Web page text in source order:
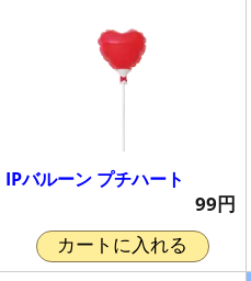
IPバルーン プチハート
99円
カートに入れる